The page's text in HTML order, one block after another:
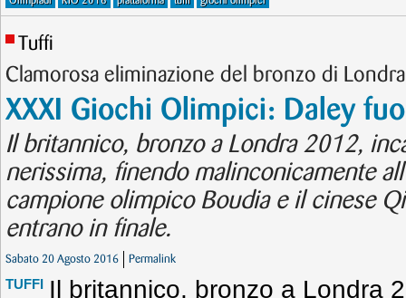
Tuffi
Clamorosa eliminazione del bronzo di
XXXI Giochi Olimpici: Daley
Il britannico, bronzo a Londra 2012,
nerissima, finendo malinconicamente
campione olimpico Boudia e il cinese
entrano in finale.
Sabato 20 Agosto 2016 Permalink
TUFFI Il britannico, bronzo a Londra